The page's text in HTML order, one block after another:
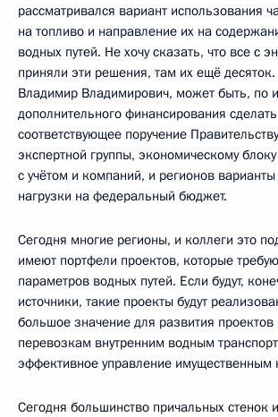
рассматривался вариант использования
на топливо и направление их на
водных путей. Не хочу сказать, что все с
приняли эти решения, там их ещё
Владимир Владимирович, может быть, по
дополнительного финансирования сделать
соответствующее поручение
экспертной группы, экономическому
с учётом и компаний, и регионов
нагрузки на федеральный бюджет.
Сегодня многие регионы, и коллеги это
имеют портфели проектов, которые
параметров водных путей. Если будут,
источники, такие проекты будут
большое значение для развития
перевозкам внутренним водным
эффективное управление имущественным
Сегодня большинство причальных стенок